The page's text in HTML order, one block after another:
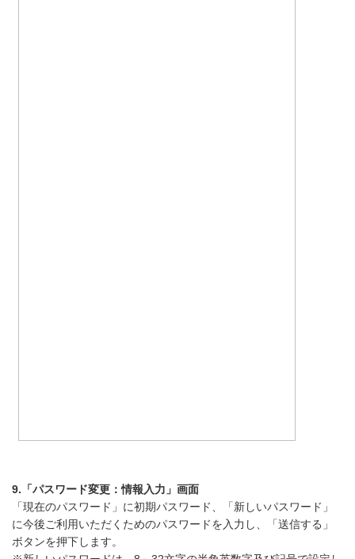
9.「パスワード変更：情報入力」画面
「現在のパスワード」に初期パスワード、「新しいパスワード」
に今後ご利用いただくためのパスワードを入力し、「送信する」
ボタンを押下します。